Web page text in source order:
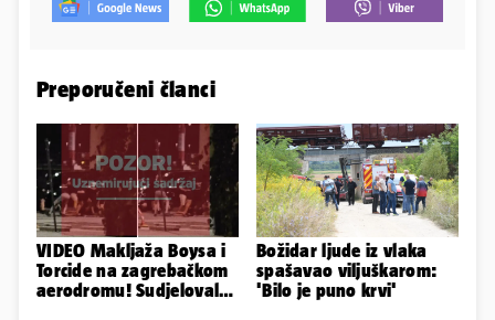
Preporučeni članci
VIDEO Makljaža Boysa i
Torcide na zagrebačkom
aerodromu! Sudjelovalo
Božidar ljude iz vlaka
spašavao viljuškarom:
'Bilo je puno krvi'